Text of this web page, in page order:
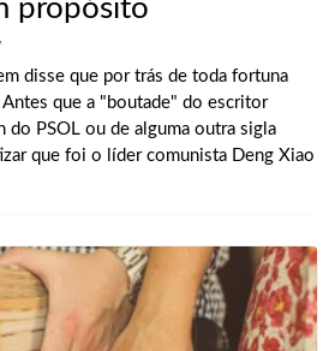
propósito
disse que por trás de toda fortuna
que a "boutade" do escritor
do PSOL ou de alguma outra sigla
que foi o líder comunista Deng Xiao